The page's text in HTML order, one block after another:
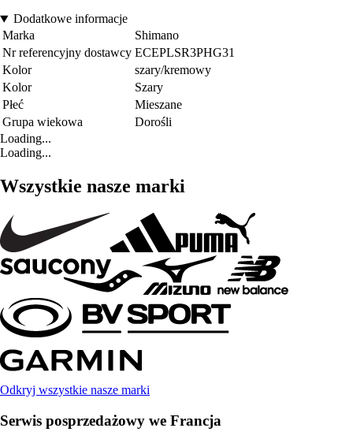
Dodatkowe informacje
Marka
Shimano
Nr referencyjny dostawcy ECEPLSR3PHG31
Kolor
szary/kremowy
Kolor
Szary
Płeć
Mieszane
Grupa wiekowa
Dorośli
Loading...
Loading...
Wszystkie nasze marki
Odkryj wszystkie nasze marki
Serwis posprzedażowy we Francja